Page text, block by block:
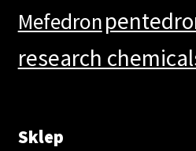
Mefedron
research
Sklep